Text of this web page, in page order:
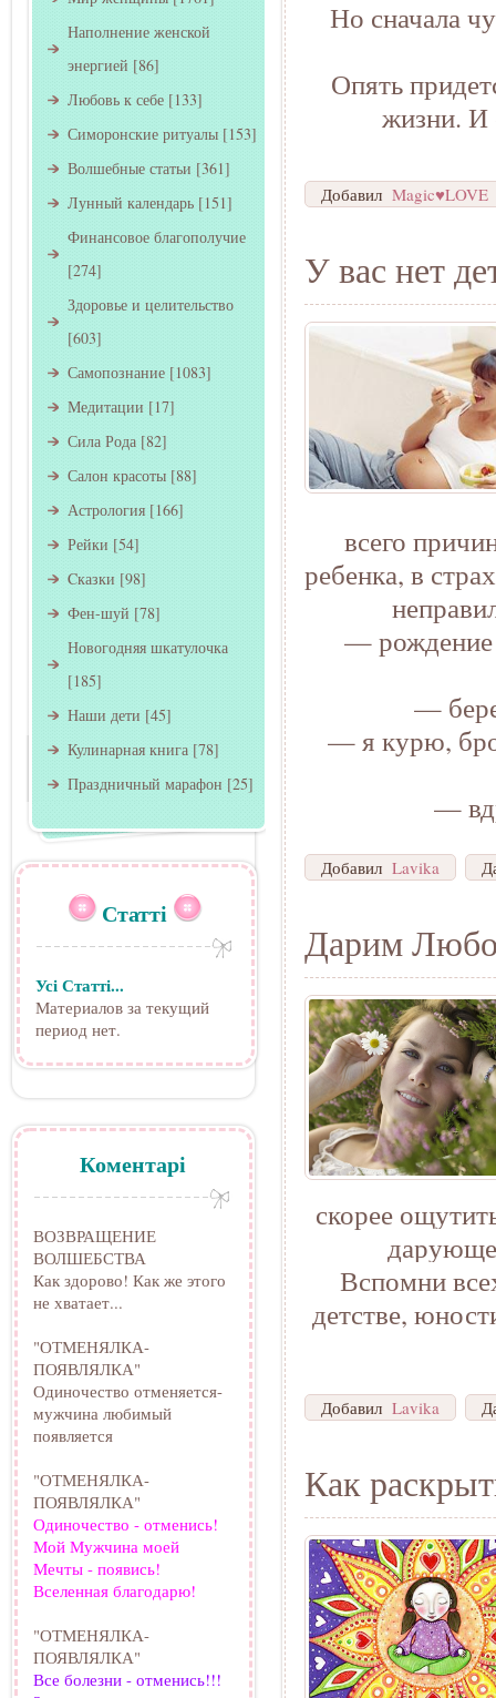
Но сначала
Опять
жизни. И
Добавил Magic♥LOVE
У вас нет
всего
ребенка, в
— рождение
—
— я курю,
—
Добавил Lavika
Дарим
скорее
Вспомни
детстве,
Добавил Lavika
Как
Наполнение женской
энергией [86]
Любовь к себе [133]
Симоронские ритуалы [153]
Волшебные статьи [361]
Лунный календарь [151]
Финансовое благополучие
[274]
Здоровье и целительство
[603]
Самопознание [1083]
Медитации [17]
Сила Рода [82]
Салон красоты [88]
Астрология [166]
Рейки [54]
Cказки [98]
Фен-шуй [78]
Новогодняя шкатулочка
[185]
Наши дети [45]
Кулинарная книга [78]
Праздничный марафон [25]
Статті
Усі Статті...
Материалов за текущий
период нет.
Коментарі
ВОЗВРАЩЕНИЕ
ВОЛШЕБСТВА
Как здорово! Как же этого
не хватает...
"ОТМЕНЯЛКА-
ПОЯВЛЯЛКА"
Одиночество отменяется-
мужчина любимый
появляется
"ОТМЕНЯЛКА-
ПОЯВЛЯЛКА"
Одиночество - отменись!
Мой Мужчина моей
Мечты - появись!
Вселенная благодарю!
"ОТМЕНЯЛКА-
ПОЯВЛЯЛКА"
Все болезни - отменись!!!